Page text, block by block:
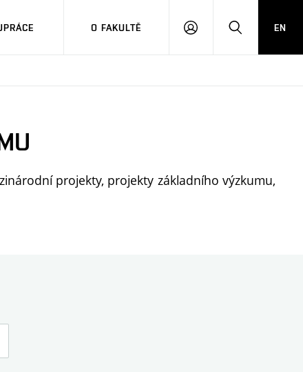
O FAKULTĚ
PŘIHLÁSITHLEDAT
EN
projekty, projekty základního výzkumu,